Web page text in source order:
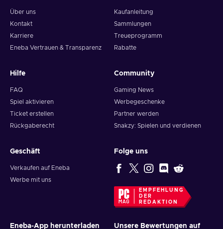
Über uns
Kontakt
Karriere
Eneba Vertrauen & Transparenz
Kaufanleitung
Sammlungen
Treueprogramm
Rabatte
Hilfe
FAQ
Spiel aktivieren
Ticket erstellen
Rückgaberecht
Community
Gaming News
Werbegeschenke
Partner werden
Snakzy: Spielen und verdienen
Geschäft
Verkaufen auf Eneba
Werbe mit uns
Folge uns
EMPFEHLUNG
DER
REDAKTION
Eneba-App herunterladen Unsere Bewertungen auf